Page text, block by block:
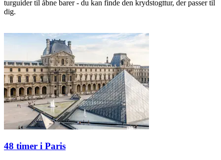
turguider til åbne barer - du kan finde den krydstogttur, der passer til
dig.
48 timer i Paris